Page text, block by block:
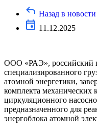
Назад в новости
11.12.2025
ООО «РАЭ», российский
специализированного
атомной энергетики,
комплекта механических
циркуляционного
предназначенного для
энергоблока атомной